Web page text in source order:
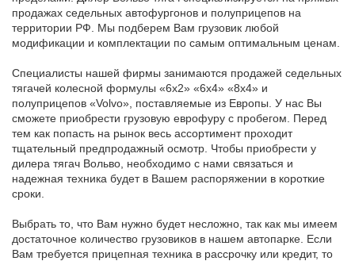
продажах седельных автофургонов и полуприцепов на
территории РФ. Мы подберем Вам грузовик любой
модификации и комплектации по самым оптимальным ценам.
Специалисты нашей фирмы занимаются продажей седельных
тягачей колесной формулы «6х2» «6х4» «8х4» и
полуприцепов «Volvo», поставляемые из Европы. У нас Вы
сможете приобрести грузовую еврофуру с пробегом. Перед
тем как попасть на рынок весь ассортимент проходит
тщательный предпродажный осмотр. Чтобы приобрести у
дилера тягач Вольво, необходимо с нами связаться и
надежная техника будет в Вашем распоряжении в короткие
сроки.
Выбрать то, что Вам нужно будет несложно, так как мы имеем
достаточное количество грузовиков в нашем автопарке. Если
Вам требуется прицепная техника в рассрочку или кредит, то